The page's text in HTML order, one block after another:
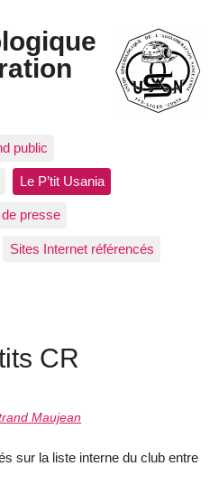
public
Le P’tit Usania
presse
Sites Internet référencés
CR
Maujean
sur la liste interne du club entre